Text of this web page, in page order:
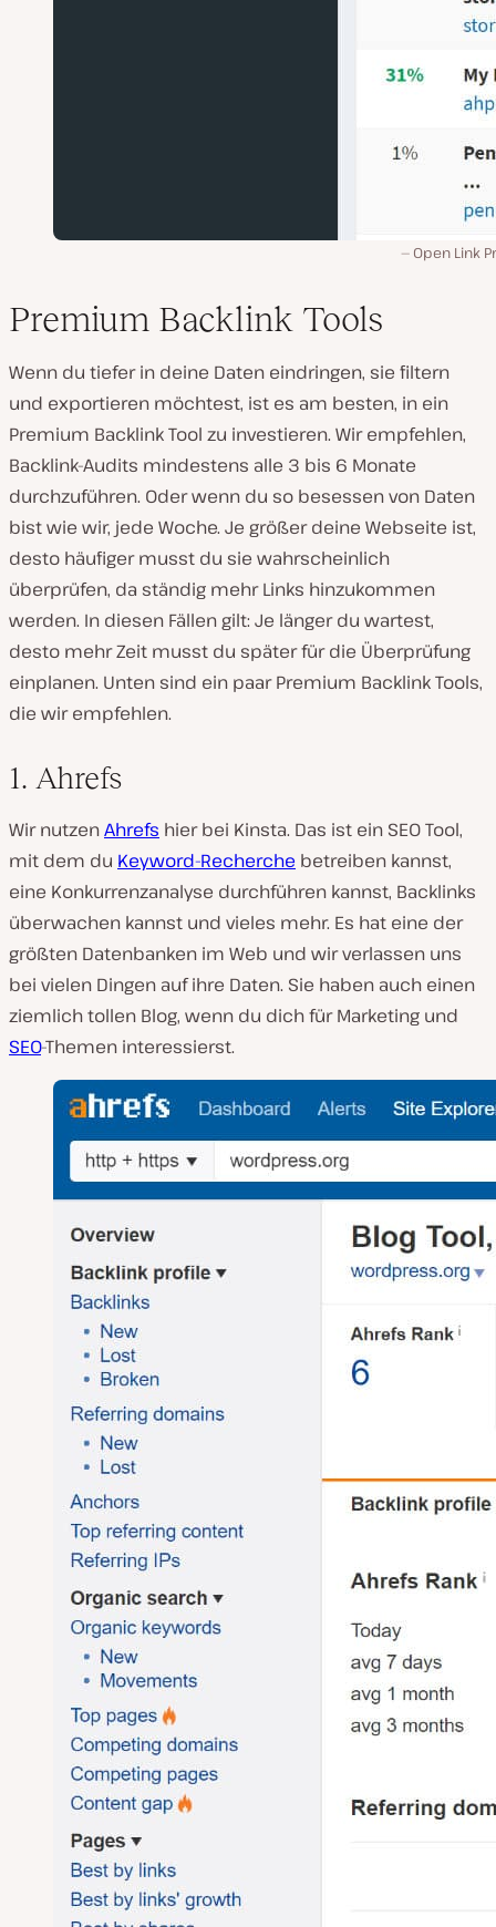
Open Link
Premium Backlink Tools
Wenn du tiefer in deine Daten eindringen, sie filtern
und exportieren möchtest, ist es am besten, in ein
Premium Backlink Tool zu investieren. Wir empfehlen,
Backlink-Audits mindestens alle 3 bis 6 Monate
durchzuführen. Oder wenn du so besessen von Daten
bist wie wir, jede Woche. Je größer deine Webseite ist,
desto häufiger musst du sie wahrscheinlich
überprüfen, da ständig mehr Links hinzukommen
werden. In diesen Fällen gilt: Je länger du wartest,
desto mehr Zeit musst du später für die Überprüfung
einplanen. Unten sind ein paar Premium Backlink Tools,
die wir empfehlen.
1. Ahrefs
Wir nutzenAhrefs hier bei Kinsta. Das ist ein SEO Tool,
mit dem du Keyword-Recherche betreiben kannst,
eine Konkurrenzanalyse durchführen kannst, Backlinks
überwachen kannst und vieles mehr. Es hat eine der
größten Datenbanken im Web und wir verlassen uns
bei vielen Dingen auf ihre Daten. Sie haben auch einen
ziemlich tollen Blog, wenn du dich für Marketing und
SEO-Themen interessierst.